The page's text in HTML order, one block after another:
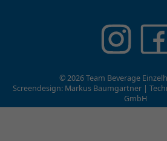
© 2026 Team Beverage
Screendesign: Markus Baumgartner |
GmbH